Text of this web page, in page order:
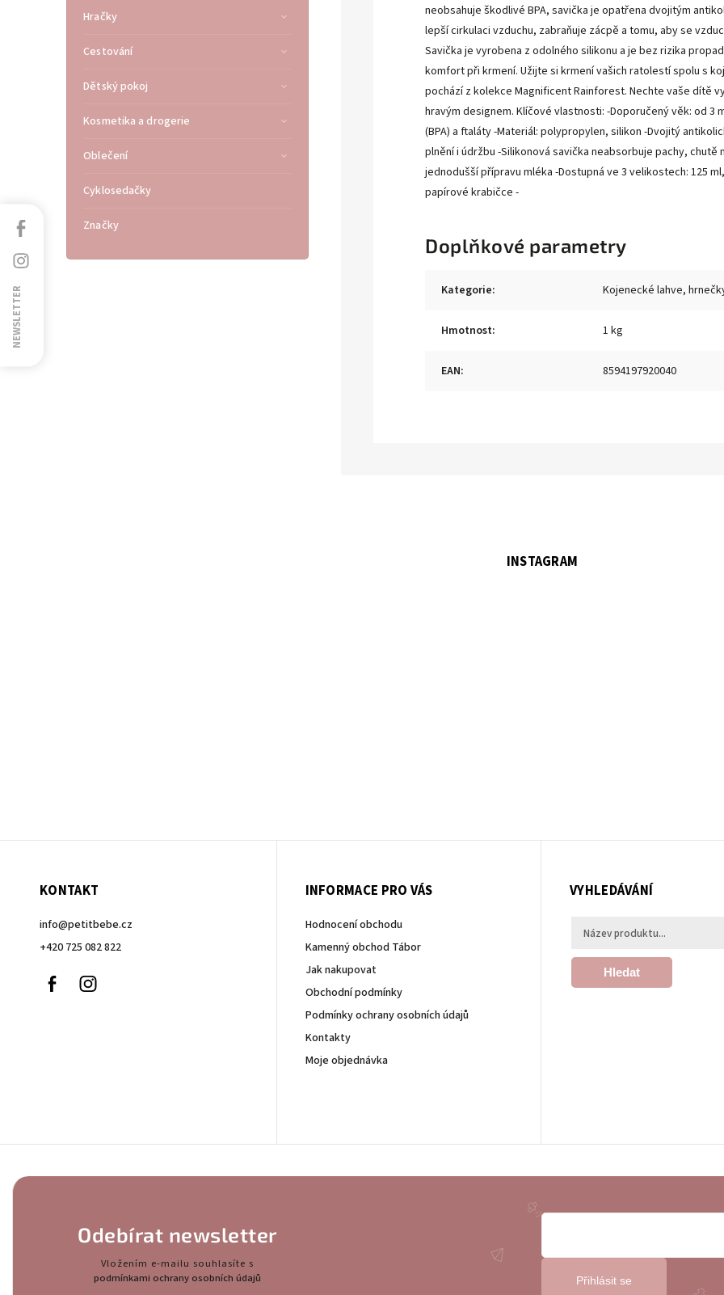
Hračky
Cestování
Dětský pokoj
Kosmetika a drogerie
Oblečení
Cyklosedačky
Značky
neobsahuje škodlivé BPA, savička je opatřena dvojitým
lepší cirkulaci vzduchu, zabraňuje zácpě a tomu, aby se
Savička je vyrobena z odolného silikonu a je bez rizika
komfort při krmení. Užijte si krmení vašich ratolestí spolu s
pochází z kolekce Magnificent Rainforest. Nechte vaše dítě
hravým designem. Klíčové vlastnosti: -Doporučený věk: od 3
(BPA) a ftaláty -Materiál: polypropylen, silikon -Dvojitý
plnění i údržbu -Silikonová savička neabsorbuje pachy,
jednodušší přípravu mléka -Dostupná ve 3 velikostech: 125
papírové krabičce -
Doplňkové parametry
Kategorie: Kojenecké lahve,
Hmotnost: 1 kg
EAN: 8594197920040
KONTAKT
info@petitbebe.cz
+420 725 082 822
Facebook
INFORMACE PRO VÁS
Hodnocení obchodu
Kamenný obchod Tábor
Jak nakupovat
Obchodní podmínky
Podmínky ochrany osobních údajů
Kontakty
Moje objednávka
VYHLEDÁVÁNÍ
Hledat
INSTAGRAM
Odebírat newsletter
Vložením e-mailu souhlasíte s
podmínkami ochrany osobních údajů
Přihlásit se
Instagram
NEWSLETTER